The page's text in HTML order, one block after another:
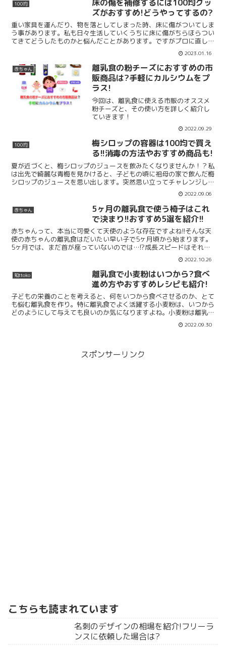
100均
床の傷を補修するには100均グッ
ズがおすすめ!どうやってするの?
重い家具を運んだり、物を落としてしまった時、床に傷がついてしま
う事があります。私も日々生活していくうちに床に傷がちらほらつい
てきてどうしたものかと悩んだことがあります。ですがプロに直して
もらうとなると、費用が高くなってしまうのでできるだけ避...2023.01.16
赤ちゃん
離乳食の粉チーズにおすすめの市
販商品は?手軽にカルシウムをプ
ラス!
今回は、離乳食に使える市販のオススメ
粉チーズと、その使い方を詳しく紹介し
ていきます！
2022.09.29
100均
梅シロップの容器は100均で買え
る!!消毒の方法やおすすめ商品も!
夏が近づくと、梅シロップのジュースを飲みたくなりませんか！？私
は出先で綺麗な青梅を見かけると、子どもの頃に祖母の家で飲んだ梅
シロップのジュースを思い出します。突然思い立ってチャレンジした
ところ、とっても簡単に梅シロップを作ることができました...2022.09.06
赤ちゃん
5ヶ月の離乳食で使う椅子はこれ
で決まり!!おすすめ5選を紹介!!
赤ちゃんって、本当に可愛くて天使のような存在ですよね!!そんな天
使の赤ちゃんの離乳食はだいたい早い子で5ヶ月頃から始まります。
5ヶ月では、まだ首が座っていないのでは…!?成長スピードはそれぞ
2022.10.26
知ttoko
離乳食で小麦粉はいつから?食べ
進め方やおすすめレシピも紹介!
子どもの栄養のことを考えると、何をいつから食べさせるのか、とて
も悩む離乳食を作り。特に離乳食でよく活躍する小麦粉は、いつから
どのようにして与えても良いのか気になりますよね。小麦粉は離乳食
を始めて1ヶ月くらい経った後、おかゆに慣れてきた頃に与...2022.09.30
スポンサーリンク
こちらも読まれています
名刺のデザインの相場を紹介!フリーラ
ンスに依頼した場合は?